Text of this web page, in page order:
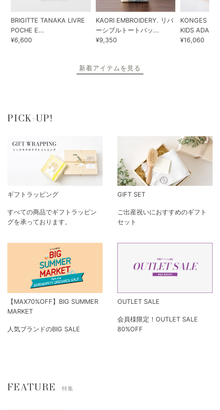
BRIGITTE TANAKA LIVRE
POCHE E...
¥6,600
KAORI EMBROIDERY. リバ
ーシブルトートバッ...
¥9,350
KONGES
KIDS ADA...
¥16,060
新着アイテムを見る
PICK-UP!
ギフトラッピング
すべての商品でギフトラッピン
グを承っております。
GIFT SET
ご出産祝いにおすすめのギフト
セット
【MAX70%OFF】BIG SUMMER
MARKET
人気ブランドのBIG SALE
OUTLET SALE
会員様限定！OUTLET SALE
80%OFF
FEATURE 特集